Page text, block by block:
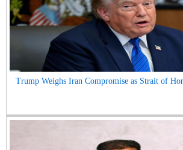
Trump Weighs Iran Compromise as Strait of